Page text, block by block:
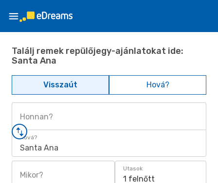
Találj remek repülőjegy-ajánlatokat ide:
Santa Ana
Visszaút Hová?
Honnan?
Hová?
Santa Ana
Mikor?
Utasok
1 felnőtt